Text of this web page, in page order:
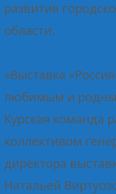
развития
области.
«Выставка
любимым и
Курская команда
коллективом
директора
Натальей